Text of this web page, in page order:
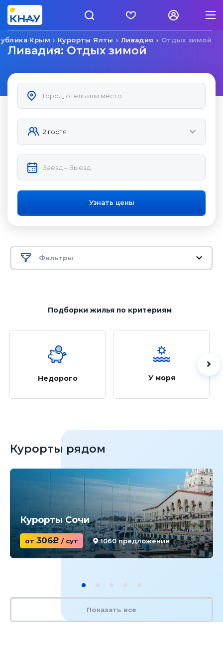
Отдых зимой
Ливадия
Курорты Ялты
Крым
Ливадия: Отдых зимой
Узнать цены
Фильтры
Подборки жильяпо критериям
Недорого У моря
Курорты рядом
Курорты Сочи
от 306c / сут 1060 предложение
Показать все